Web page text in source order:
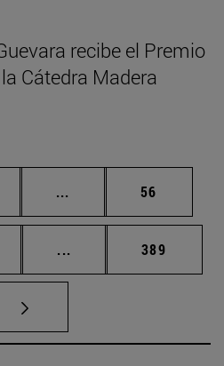
recibe el Premio
Cátedra Madera
... Páginas intermedias
Página
56
... Páginas intermedias
Página
389